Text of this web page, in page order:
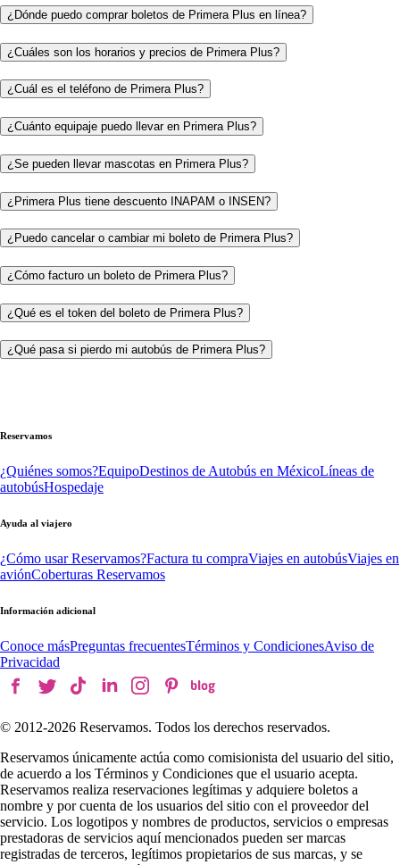
¿Dónde puedo comprar boletos de Primera Plus en línea?
¿Cuáles son los horarios y precios de Primera Plus?
¿Cuál es el teléfono de Primera Plus?
¿Cuánto equipaje puedo llevar en Primera Plus?
¿Se pueden llevar mascotas en Primera Plus?
¿Primera Plus tiene descuento INAPAM o INSEN?
¿Puedo cancelar o cambiar mi boleto de Primera Plus?
¿Cómo facturo un boleto de Primera Plus?
¿Qué es el token del boleto de Primera Plus?
¿Qué pasa si pierdo mi autobús de Primera Plus?
Reservamos
¿Quiénes somos?EquipoDestinos de Autobús en MéxicoLíneas de
autobúsHospedaje
Ayuda al viajero
¿Cómo usar Reservamos?Factura tu compraViajes en autobúsViajes en
aviónCoberturas Reservamos
Información adicional
Conoce másPreguntas frecuentesTérminos y CondicionesAviso de
Privacidad
© 2012-2026 Reservamos. Todos los derechos reservados.
Reservamos únicamente actúa como comisionista del usuario del sitio,
de acuerdo a los Términos y Condiciones que el usuario acepta.
Reservamos realiza reservaciones legítimas y adquiere boletos a
nombre y por cuenta de los usuarios del sitio con el proveedor del
servicio. Los logotipos y nombres de productos, servicios o empresas
prestadoras de servicios aquí mencionados pueden ser marcas
registradas de terceros, legítimos propietarios de sus marcas, y se